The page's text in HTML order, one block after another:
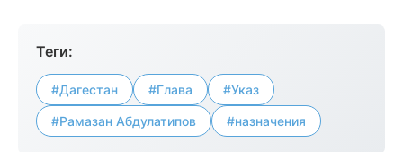
Теги:
#Дагестан #Глава #Указ
#Рамазан Абдулатипов #назначения